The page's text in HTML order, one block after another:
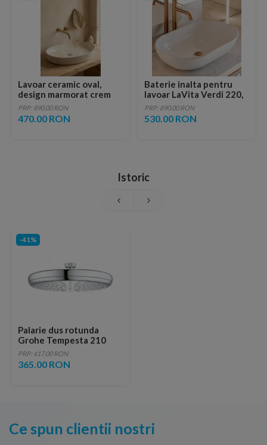
Lavoar ceramic oval,
design marmorat crem
lucios cu vene aurii,
ventil inclus
PRP: 890.00 RON
470.00 RON
Baterie inalta pentru
lavoar LaVita Verdi 220,
fara ventil, brushed
copper
PRP: 890.00 RON
530.00 RON
Istoric
-41%
Palarie dus rotunda
Grohe Tempesta 210
PRP: 617.00 RON
365.00 RON
Ce spun clientii nostri